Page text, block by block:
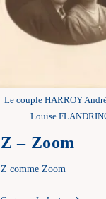
Le couple HARROY
Louise
Z – Zoom
Z comme Zoom